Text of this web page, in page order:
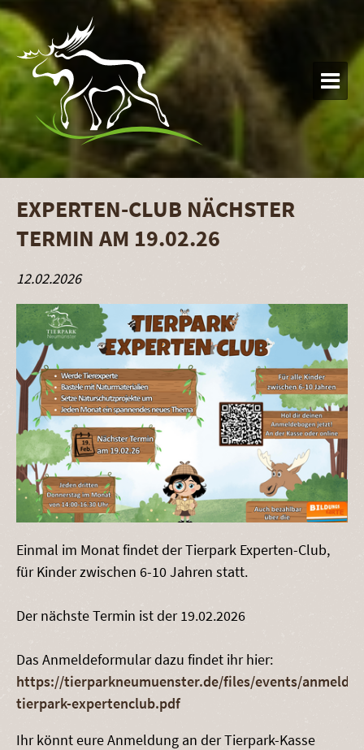

EXPERTEN-CLUB NÄCHSTER
TERMIN AM 19.02.26
12.02.2026
Einmal im Monat findet der Tierpark Experten-Club,
für Kinder zwischen 6-10 Jahren statt.
Der nächste Termin ist der 19.02.2026
Das Anmeldeformular dazu findet ihr hier:
https://tierparkneumuenster.de/files/events/
tierpark-expertenclub.pdf
Ihr könnt eure Anmeldung an der Tierpark-Kasse